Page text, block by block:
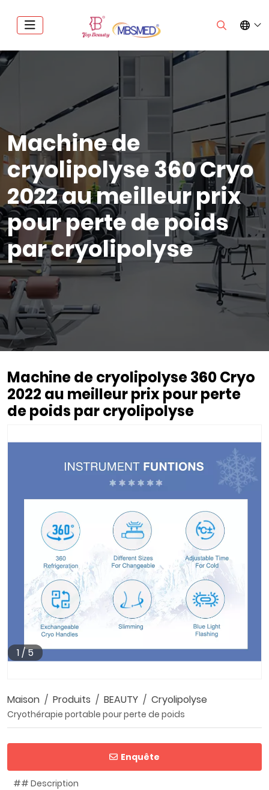
Machine de
cryolipolyse 360 Cryo
2022 au meilleur prix
pour perte de poids
par cryolipolyse
Machine de cryolipolyse 360 Cryo
2022 au meilleur prix pour perte
de poids par cryolipolyse
Maison Produits BEAUTY Cryolipolyse
Cryothérapie portable pour perte de poids
Enquête
1/5
## Description